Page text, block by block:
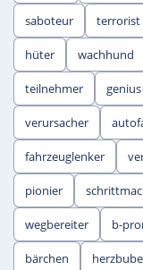
saboteur terrorist
hüter wachhund
teilnehmer genius
verursacher
fahrzeuglenker
pionier
wegbereiter b-
bärchen herzbube